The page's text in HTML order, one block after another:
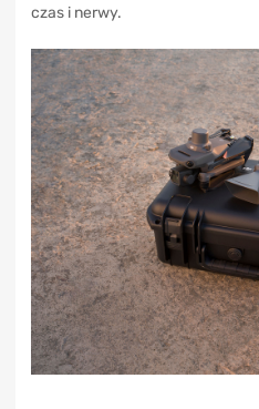
czas i nerwy.